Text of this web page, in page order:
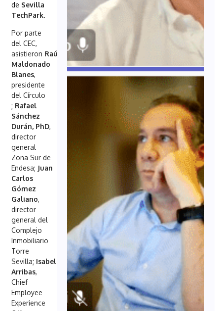
de Sevilla
TechPark.
Por parte
del CEC,
asistieron Raúl
Maldonado
Blanes,
presidente
del Círculo
; Rafael
Sánchez
Durán, PhD,
director
general
Zona Sur de
Endesa; Juan
Carlos
Gómez
Galiano,
director
general del
Complejo
Inmobiliario
Torre
Sevilla; Isabel
Arribas,
Chief
Employee
Experience